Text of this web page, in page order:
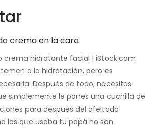
crema hidratante facial | iStock.com
a la hidratación, pero es
Después de todo, necesitas
simplemente le pones una cuchilla de
para después del afeitado
las que usaba tu papá no son